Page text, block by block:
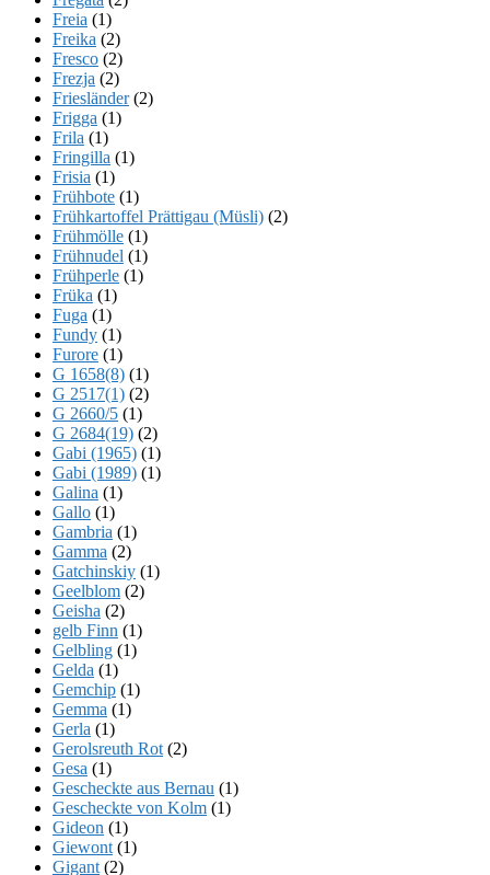
Freia (1)
Freika (2)
Fresco (2)
Frezja (2)
Friesländer(2)
Frigga (1)
Frila (1)
Fringilla (1)
Frisia (1)
Frühbote (1)
Frühkartoffel Prättigau (Müsli) (2)
Frühmölle (1)
Frühnudel (1)
Frühperle (1)
Früka (1)
Fuga (1)
Fundy (1)
Furore (1)
G 1658(8) (1)
G 2517(1) (2)
G 2660/5 (1)
G 2684(19) (2)
Gabi (1965) (1)
Gabi (1989) (1)
Galina (1)
Gallo (1)
Gambria (1)
Gamma (2)
Gatchinskiy (1)
Geelblom (2)
Geisha (2)
gelb Finn (1)
Gelbling (1)
Gelda (1)
Gemchip (1)
Gemma (1)
Gerla (1)
Gerolsreuth Rot (2)
Gesa (1)
Gescheckte aus Bernau (1)
Gescheckte von Kolm (1)
Gideon (1)
Giewont (1)
Gigant (2)